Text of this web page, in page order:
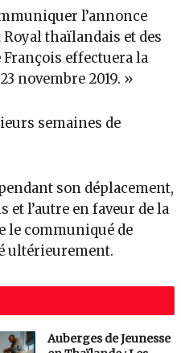
l’annonce
thaïlandais et des
François effectuera la
novembre 2019. »
semaines de
son déplacement,
et l’autre en faveur de la
le communiqué de
ultérieurement.
Auberges de Jeunesse